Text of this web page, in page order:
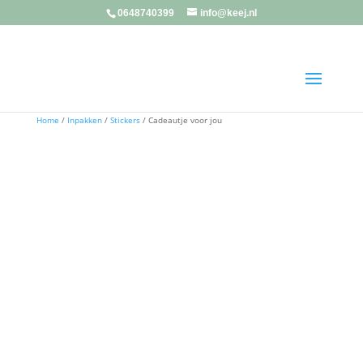
0648740399 info@keej.nl
Home / Inpakken/ Stickers/ Cadeautje voor jou